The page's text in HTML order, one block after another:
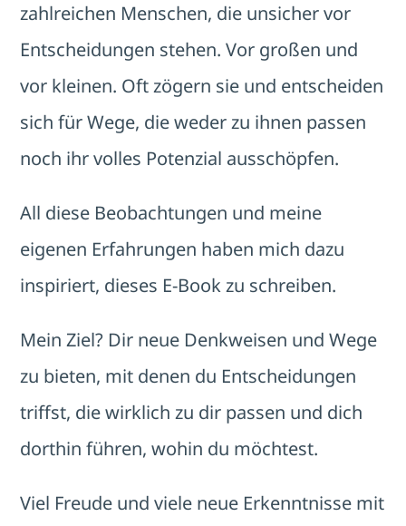
zahlreichen Menschen, die unsicher vor
Entscheidungen stehen. Vor großen und
vor kleinen. Oft zögern sie und entscheiden
sich für Wege, die weder zu ihnen passen
noch ihr volles Potenzial ausschöpfen.
All diese Beobachtungen und meine
eigenen Erfahrungen haben mich dazu
inspiriert, dieses E-Book zu schreiben.
Mein Ziel? Dir neue Denkweisen und Wege
zu bieten, mit denen du Entscheidungen
triffst, die wirklich zu dir passen und dich
dorthin führen, wohin du möchtest.
Viel Freude und viele neue Erkenntnisse mit